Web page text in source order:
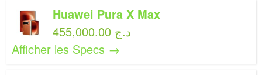
Huawei Pura X Max
455,000.00 د.ج
Afficher les Specs →